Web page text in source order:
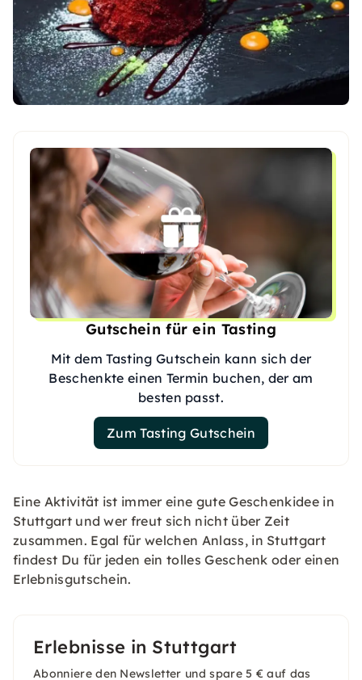
Gutschein für ein Tasting
Mit dem Tasting Gutschein kann sich der
Beschenkte einen Termin buchen, der am
besten passt.
Zum Tasting Gutschein
Eine Aktivität ist immer eine gute Geschenkidee in
Stuttgart und wer freut sich nicht über Zeit
zusammen. Egal für welchen Anlass, in Stuttgart
findest Du für jeden ein tolles Geschenk oder einen
Erlebnisgutschein.
Erlebnisse in Stuttgart
Abonniere den Newsletter und spare 5 € auf das